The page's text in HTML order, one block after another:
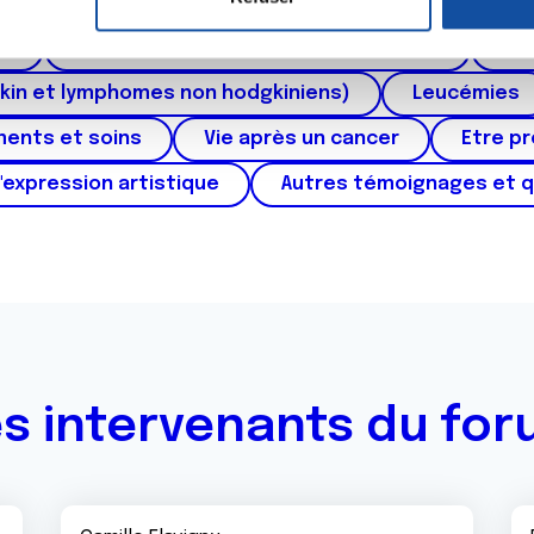
de publicité et d'analyse, qui peuvent combiner celles-ci
ont collectées lors de votre utilisation de leurs services.
et lymphomes non hodgkiniens) Leucémies
et soins Vie après un cancer Etre
artistique Autres témoignages et
intervenants du